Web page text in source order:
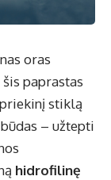
oras
paprastas
stiklą
– užtepti
hidrofilinę